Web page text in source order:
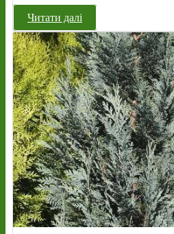
Читати далі